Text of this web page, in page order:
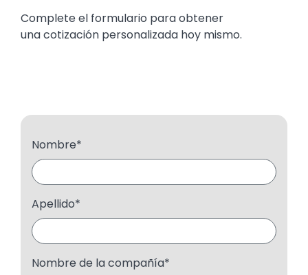
Nombre*
Apellido*
Nombre de la compañía*
Complete el formulario para obtener
una cotización personalizada hoy mismo.